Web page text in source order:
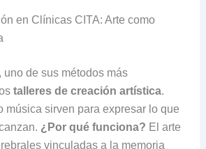
en Clínicas CITA: Arte como
, uno de sus métodos más
talleres de creación artística.
música sirven para expresar lo que
¿Por qué funciona? El arte
vinculadas a la memoria